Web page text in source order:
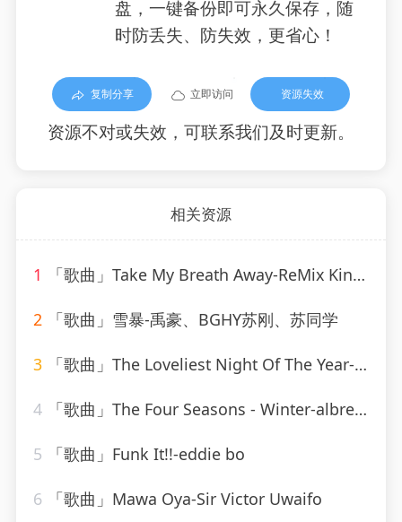
盘，一键备份即可永久保存，随
时防丢失、防失效，更省心！
复制分享 立即访问 资源失效
资源不对或失效，可联系我们及时更新。
相关资源
1 「歌曲」Take My Breath Away-ReMix Kings
2 「歌曲」雪暴-禹豪、BGHY苏刚、苏同学
3 「歌曲」The Loveliest Night Of The Year-Linda Scott
4 「歌曲」The Four Seasons - Winter-albrecht mayer、The King&#39;s Singers
5 「歌曲」Funk It!!-eddie bo
6 「歌曲」Mawa Oya-Sir Victor Uwaifo